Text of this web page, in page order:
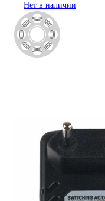
Нет в наличии